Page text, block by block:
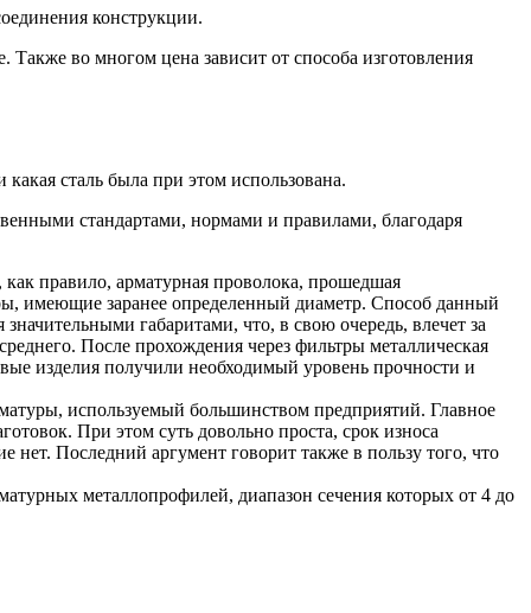
Воздухоотводчики
конструкции.
во многом цена зависит от способа изготовления
сталь была при этом использована.
стандартами, нормами и правилами, благодаря
правило, арматурная проволока, прошедшая
имеющие заранее определенный диаметр. Способ данный
габаритами, что, в свою очередь, влечет за
После прохождения через фильтры металлическая
изделия получили необходимый уровень прочности и
используемый большинством предприятий. Главное
При этом суть довольно проста, срок износа
нет. Последний аргумент говорит также в пользу того, что
металлопрофилей, диапазон сечения которых от 4 до